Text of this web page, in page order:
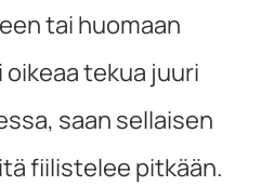
tai huomaan
tekua juuri
saan sellaisen
fiilistelee pitkään.